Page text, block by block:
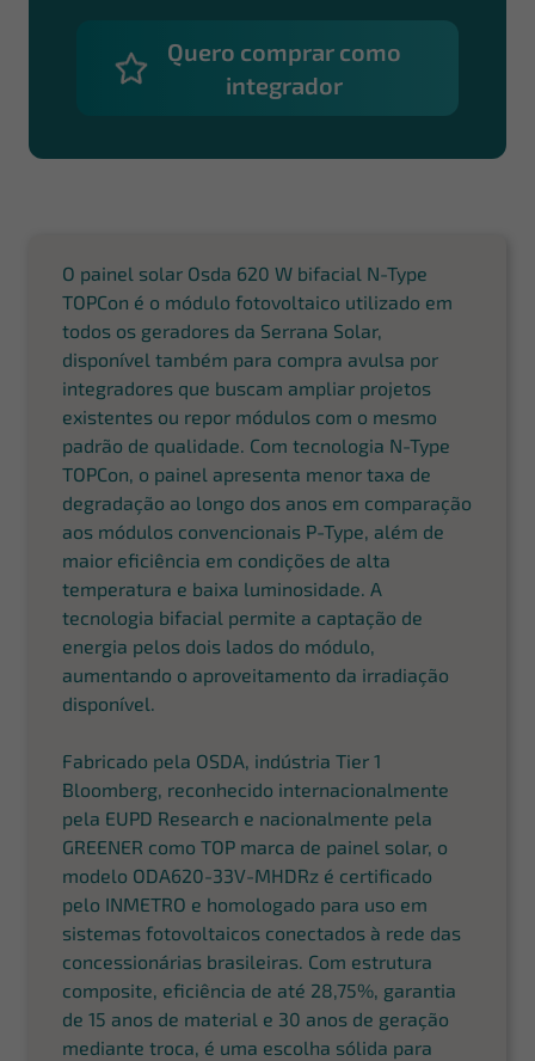
Quero comprar como
integrador
O painel solar Osda 620 W bifacial N-Type
TOPCon é o módulo fotovoltaico utilizado em
todos os geradores da Serrana Solar,
disponível também para compra avulsa por
integradores que buscam ampliar projetos
existentes ou repor módulos com o mesmo
padrão de qualidade. Com tecnologia N-Type
TOPCon, o painel apresenta menor taxa de
degradação ao longo dos anos em comparação
aos módulos convencionais P-Type, além de
maior eficiência em condições de alta
temperatura e baixa luminosidade. A
tecnologia bifacial permite a captação de
energia pelos dois lados do módulo,
aumentando o aproveitamento da irradiação
disponível.
Fabricado pela OSDA, indústria Tier 1
Bloomberg, reconhecido internacionalmente
pela EUPD Research e nacionalmente pela
GREENER como TOP marca de painel solar, o
modelo ODA620-33V-MHDRz é certificado
pelo INMETRO e homologado para uso em
sistemas fotovoltaicos conectados à rede das
concessionárias brasileiras. Com estrutura
composite, eficiência de até 28,75%, garantia
de 15 anos de material e 30 anos de geração
mediante troca, é uma escolha sólida para